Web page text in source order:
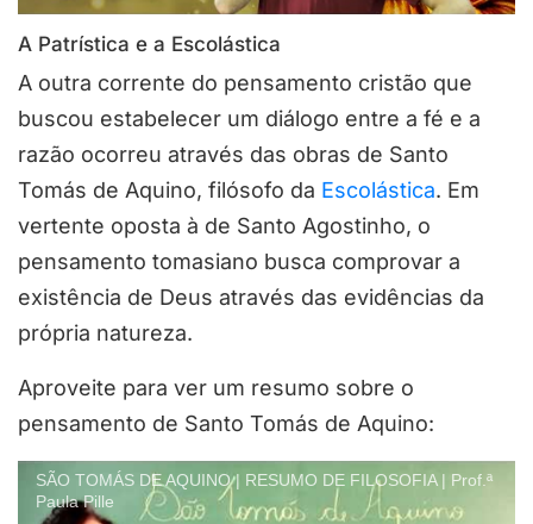
A Patrística e a Escolástica
A outra corrente do pensamento cristão que
buscou estabelecer um diálogo entre a fé e a
razão ocorreu através das obras de Santo
Tomás de Aquino, filósofo da Escolástica. Em
vertente oposta à de Santo Agostinho, o
pensamento tomasiano busca comprovar a
existência de Deus através das evidências da
própria natureza.
Aproveite para ver um resumo sobre o
pensamento de Santo Tomás de Aquino:
SÃO TOMÁS DE AQUINO | RESUMO DE FILOSOFIA | Prof.ª
Paula Pille